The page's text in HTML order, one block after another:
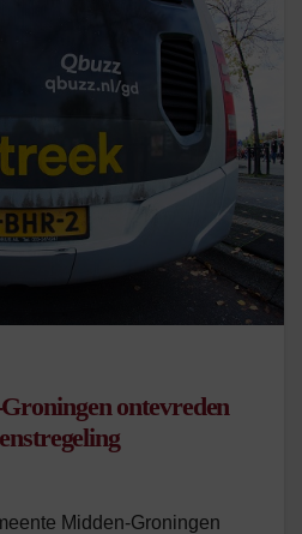
ontevreden
Midden-Groningen